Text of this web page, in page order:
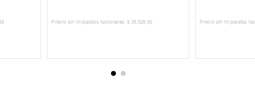
Precio sin impuestos nacionales: $ 35.528 ,93 Precio sin impuestos